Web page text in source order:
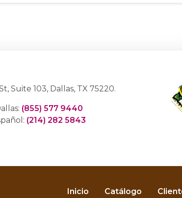
Suite 103, Dallas, TX 75220.
(855) 577 9440
(214) 282 5843
Inicio Catálogo